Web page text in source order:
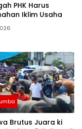
PHK Harus
Iklim Usaha
Brutus Juara ki